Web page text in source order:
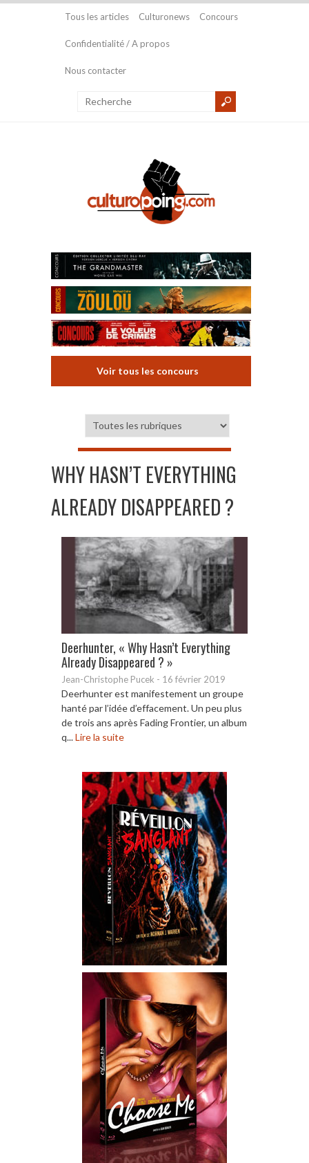
Tous les articles Culturonews Concours
Confidentialité / A propos
Nous contacter
Voir tous les concours
WHY HASN’T EVERYTHING
ALREADY DISAPPEARED ?
Deerhunter, « Why Hasn’t Everything
Already Disappeared ? »
Jean-Christophe Pucek - 16 février 2019
Deerhunter est manifestement un groupe
hanté par l’idée d’effacement. Un peu plus
de trois ans après Fading Frontier, un album
q...Lire la suite